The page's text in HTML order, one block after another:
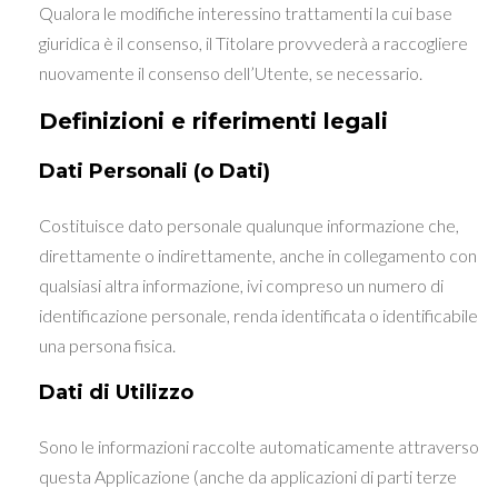
Qualora le modifiche interessino trattamenti la cui base
giuridica è il consenso, il Titolare provvederà a raccogliere
nuovamente il consenso dell’Utente, se necessario.
Definizioni e riferimenti legali
Dati Personali (o Dati)
Costituisce dato personale qualunque informazione che,
direttamente o indirettamente, anche in collegamento con
qualsiasi altra informazione, ivi compreso un numero di
identificazione personale, renda identificata o identificabile
una persona fisica.
Dati di Utilizzo
Sono le informazioni raccolte automaticamente attraverso
questa Applicazione (anche da applicazioni di parti terze